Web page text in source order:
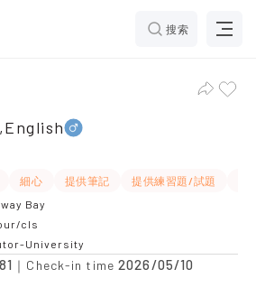
搜索
，Causeway Bay Tuition
細心 提供筆記 提供練習題/試題
Bay
cls
University
｜Check-in time2026/05/10